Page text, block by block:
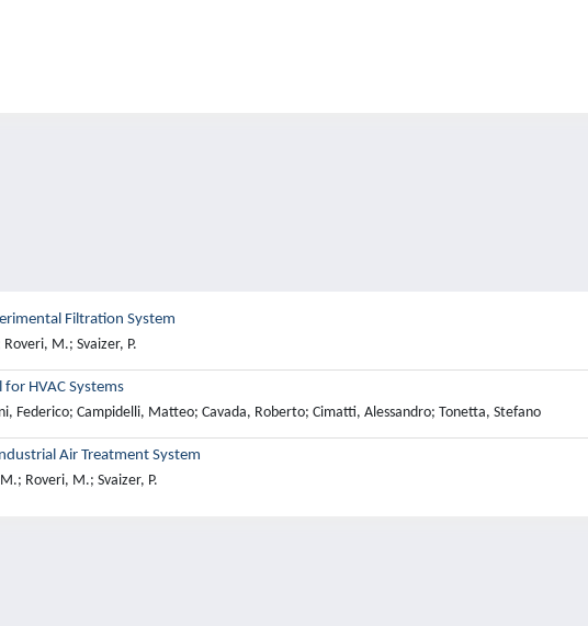
Filtration System
M.; Svaizer, P.
HVAC Systems
Federico; Campidelli, Matteo; Cavada, Roberto; Cimatti, Alessandro; Tonetta, Stefano
Air Treatment System
Roveri, M.; Svaizer, P.